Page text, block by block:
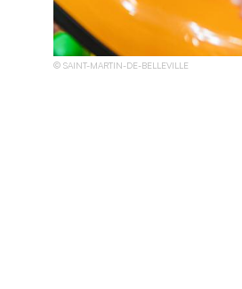
SAINT-MARTIN-DE-BELLEVILLE